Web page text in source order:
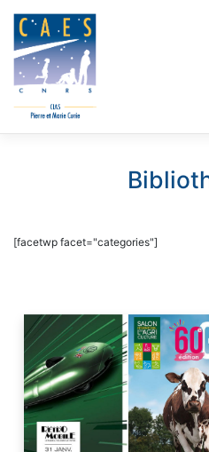
content
[facetwp facet="categories"]